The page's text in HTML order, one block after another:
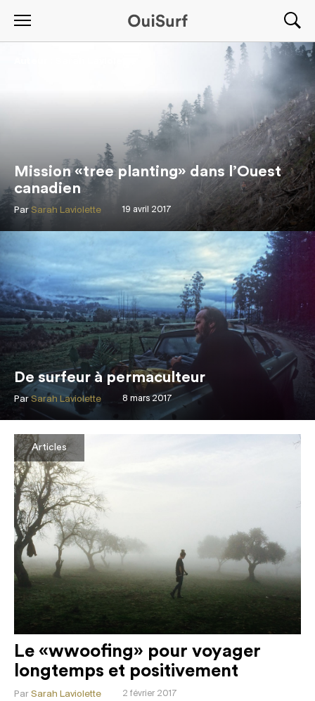
Mission «tree planting» dans l’Ouest
canadien
19 avril 2017
Par Sarah Laviolette
De surfeur à permaculteur
8 mars 2017
Par Sarah Laviolette
Articles
Le «wwoofing» pour voyager
longtemps et positivement
2 février 2017
Par Sarah Laviolette